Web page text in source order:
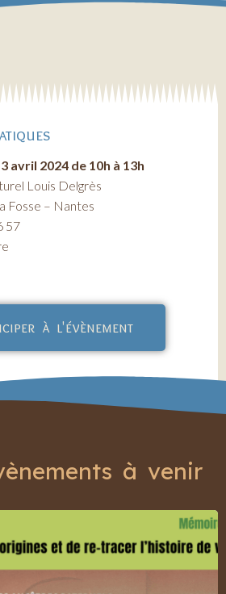
avril 2024 de 10h à 13h
Louis Delgrès
– Nantes
à l'évènement
à venir